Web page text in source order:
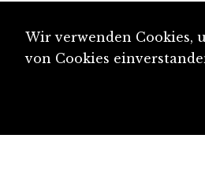
Wir verwenden Cookies,
von Cookies